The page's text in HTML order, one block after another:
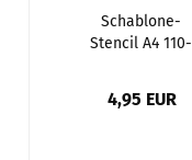
Schablone-
Stencil A4 110-
4,95 EUR